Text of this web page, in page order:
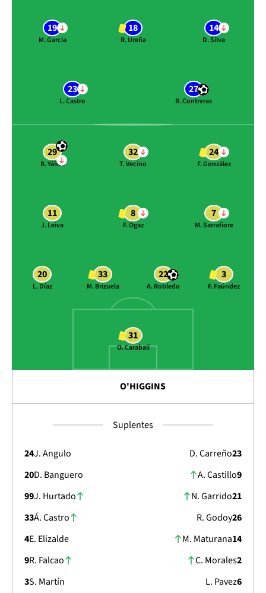
19
M. García
18
R. Ureña
14
D. Silva
23
L. Castro
27
R. Contreras
31
O. Carabalí
3
F. Faúndez
22
A. Robledo
33
M. Brizuela
20
L. Díaz
7
M. Sarrafiore
8
F. Ogaz
11
J. Leiva
24
F. González
32
T. Vecino
29
B. Yáñez
O'HIGGINS
Suplentes
24J. Angulo
20D. Banguero
99J. Hurtado
33Á. Castro
4E. Elizalde
9R. Falcao
3S. Martín
23
D. Carreño
9
A. Castillo
21
N. Garrido
26
R. Godoy
14
M. Maturana
2
C. Morales
6
L. Pavez